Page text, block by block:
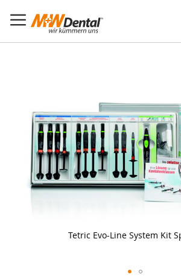
springen
Tetric Evo-Line System Kit